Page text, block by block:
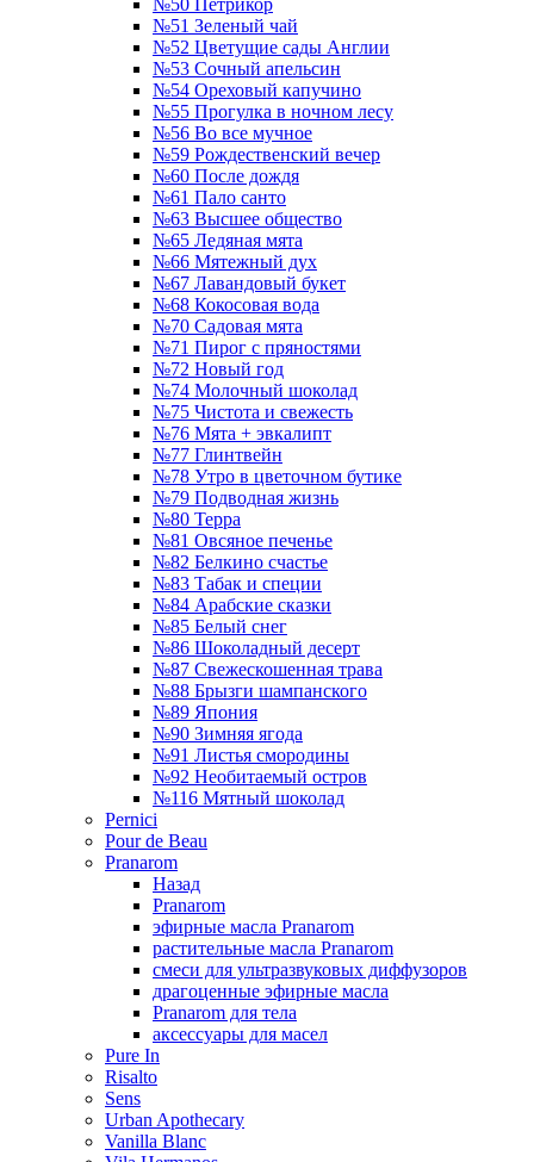
№50 Петрикор
№51 Зеленый чай
№52 Цветущие сады Англии
№53 Сочный апельсин
№54 Ореховый капучино
№55 Прогулка в ночном лесу
№56 Во все мучное
№59 Рождественский вечер
№60 После дождя
№61 Пало санто
№63 Высшее общество
№65 Ледяная мята
№66 Мятежный дух
№67 Лавандовый букет
№68 Кокосовая вода
№70 Садовая мята
№71 Пирог с пряностями
№72 Новый год
№74 Молочный шоколад
№75 Чистота и свежесть
№76 Мята + эвкалипт
№77 Глинтвейн
№78 Утро в цветочном бутике
№79 Подводная жизнь
№80 Терра
№81 Овсяное печенье
№82 Белкино счастье
№83 Табак и специи
№84 Арабские сказки
№85 Белый снег
№86 Шоколадный десерт
№87 Свежескошенная трава
№88 Брызги шампанского
№89 Япония
№90 Зимняя ягода
№91 Листья смородины
№92 Необитаемый остров
№116 Мятный шоколад
Pernici
Pour de Beau
Pranarom
Назад
Pranarom
эфирные масла Pranarom
растительные масла Pranarom
смеси для ультразвуковых диффузоров
драгоценные эфирные масла
Pranarom для тела
аксессуары для масел
Pure In
Risalto
Sens
Urban Apothecary
Vanilla Blanc